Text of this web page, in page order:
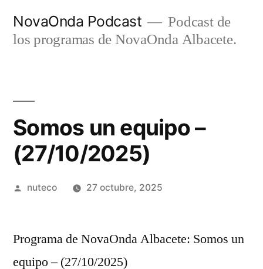
NovaOnda Podcast
Podcast de
los programas de NovaOnda Albacete.
Somos un equipo –
(27/10/2025)
Publicada
nuteco 27 octubre, 2025
Programa de NovaOnda Albacete: Somos un
equipo – (27/10/2025)